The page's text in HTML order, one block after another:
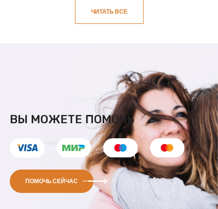
ЧИТАТЬ ВСЕ
ВЫ МОЖЕТЕ ПОМОЧЬ
ПОМОЧЬ СЕЙЧАС